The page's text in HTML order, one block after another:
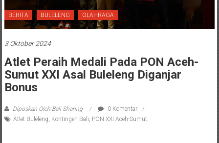
BERITA BULELENG OLAHRAGA
3 Oktober 2024
Atlet Peraih Medali Pada PON Aceh-
Sumut XXI Asal Buleleng Diganjar
Bonus
Diposkan Oleh:Bali Sharing
0 Komentar
Atlet Buleleng Kontingen Bali PON XXI Aceh-Sumut